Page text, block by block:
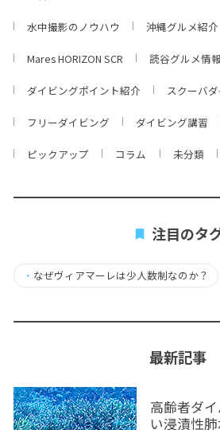
水中撮影のノウハウ 沖縄グルメ紹介
Mares HORIZON SCR 読谷グルメ情報
ダイビングポイント紹介 スクーバ
フリーダイビング ダイビング講習
ピックアップ コラム 未分類
注目のタ
・ なぜヴィアマーレは少人数制なのか？
最新記事
高齢者ダ
い浸漬性